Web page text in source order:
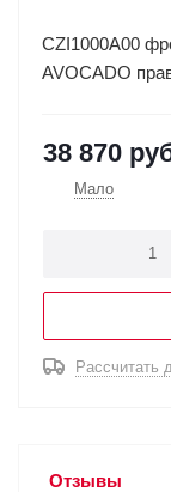
CZI1000A00
AVOCADO
38 870
Мало
Рассчитать
Отзывы